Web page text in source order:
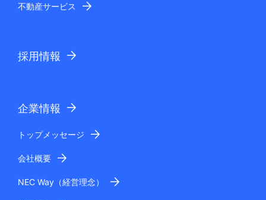
不動産サービス
採用情報
企業情報
トップメッセージ
会社概要
NEC Way（経営理念）